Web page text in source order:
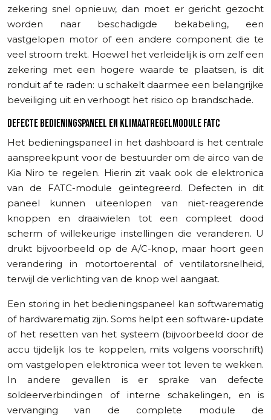
zekering snel opnieuw, dan moet er gericht gezocht
worden naar beschadigde bekabeling, een
vastgelopen motor of een andere component die te
veel stroom trekt. Hoewel het verleidelijk is om zelf een
zekering met een hogere waarde te plaatsen, is dit
ronduit af te raden: u schakelt daarmee een belangrijke
beveiliging uit en verhoogt het risico op brandschade.
DEFECTE BEDIENINGSPANEEL EN KLIMAATREGELMODULE FATC
Het bedieningspaneel in het dashboard is het centrale
aanspreekpunt voor de bestuurder om de airco van de
Kia Niro te regelen. Hierin zit vaak ook de elektronica
van de FATC-module geïntegreerd. Defecten in dit
paneel kunnen uiteenlopen van niet-reagerende
knoppen en draaiwielen tot een compleet dood
scherm of willekeurige instellingen die veranderen. U
drukt bijvoorbeeld op de A/C-knop, maar hoort geen
verandering in motortoerental of ventilatorsnelheid,
terwijl de verlichting van de knop wel aangaat.
Een storing in het bedieningspaneel kan softwarematig
of hardwarematig zijn. Soms helpt een software-update
of het resetten van het systeem (bijvoorbeeld door de
accu tijdelijk los te koppelen, mits volgens voorschrift)
om vastgelopen elektronica weer tot leven te wekken.
In andere gevallen is er sprake van defecte
soldeerverbindingen of interne schakelingen, en is
vervanging van de complete module de